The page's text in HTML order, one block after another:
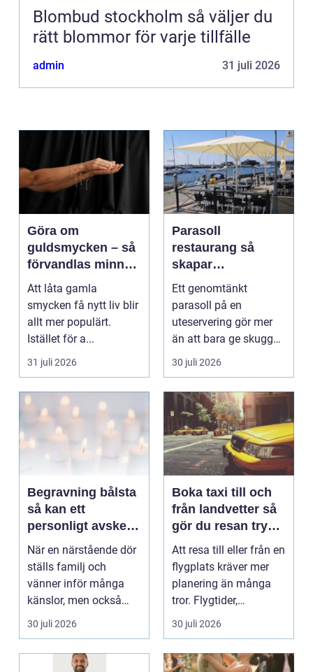
Blombud stockholm så väljer du
rätt blommor för varje tillfälle
admin 31 juli 2026
Göra om
guldsmycken – så
förvandlas minnen
till nya favoriter
Att låta gamla
smycken få nytt liv blir
allt mer populärt.
Istället för a...
31 juli 2026
Parasoll
restaurang så
skapar
uteserveringen rätt
känsla året runt
Ett genomtänkt
parasoll på en
uteservering gör mer
än att bara ge skugga.
Det påverkar hur länge
gäs...
30 juli 2026
Begravning bålsta
så kan ett
personligt avsked
formas
När en närstående dör
ställs familj och
vänner inför många
känslor, men också
praktiska beslut. En b...
30 juli 2026
Boka taxi till och
från landvetter så
gör du resan trygg
och smidig
Att resa till eller från en
flygplats kräver mer
planering än många
tror. Flygtider,
packning, säker...
30 juli 2026